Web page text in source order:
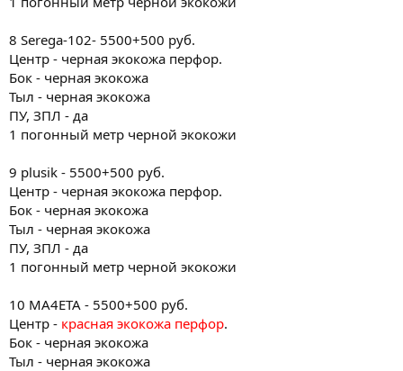
8 Serega-102- 5500+500 руб.
Центр - черная экокожа перфор.
Бок - черная экокожа
Тыл - черная экокожа
ПУ, ЗПЛ - да
1 погонный метр черной экокожи
9 plusik - 5500+500 руб.
Центр - черная экокожа перфор.
Бок - черная экокожа
Тыл - черная экокожа
ПУ, ЗПЛ - да
1 погонный метр черной экокожи
10 MA4ETA - 5500+500 руб.
Центр - красная экокожа перфор.
Бок - черная экокожа
Тыл - черная экокожа